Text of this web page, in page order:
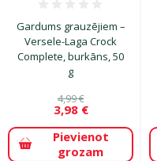
Gardums grauzējiem –
Versele-Laga Crock
Complete, burkāns, 50
g
4,99 €
3,98 €
Pievienot
grozam